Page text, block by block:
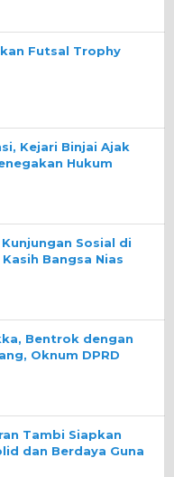
Futsal Trophy
Kejari Binjai Ajak
Hukum
Sosial di
Bangsa Nias
Bentrok dengan
Oknum DPRD
Tambi Siapkan
dan Berdaya Guna